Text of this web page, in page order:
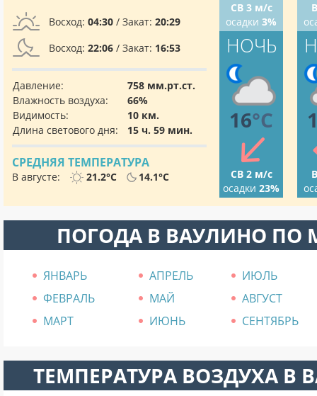
Восход: 04:30 / Закат: 20:29
Восход: 22:06 / Закат: 16:53
Давление:
758 мм.рт.ст.
Влажность воздуха:
66%
Видимость:
10 км.
Длина светового дня:
15 ч. 59 мин.
СРЕДНЯЯ ТЕМПЕРАТУРА
В августе: 21.2°C 14.1°C
СВ 3 м/с
осадки 3%
НОЧЬ
16°C
СВ 2 м/с
осадки 23%
ПОГОДА В ВАУЛИНО ПО
ЯНВАРЬ АПРЕЛЬ
ИЮЛЬ
ФЕВРАЛЬ
МАЙ
АВГУСТ
МАРТ
ИЮНЬ СЕНТЯБРЬ
ТЕМПЕРАТУРА ВОЗДУХА В